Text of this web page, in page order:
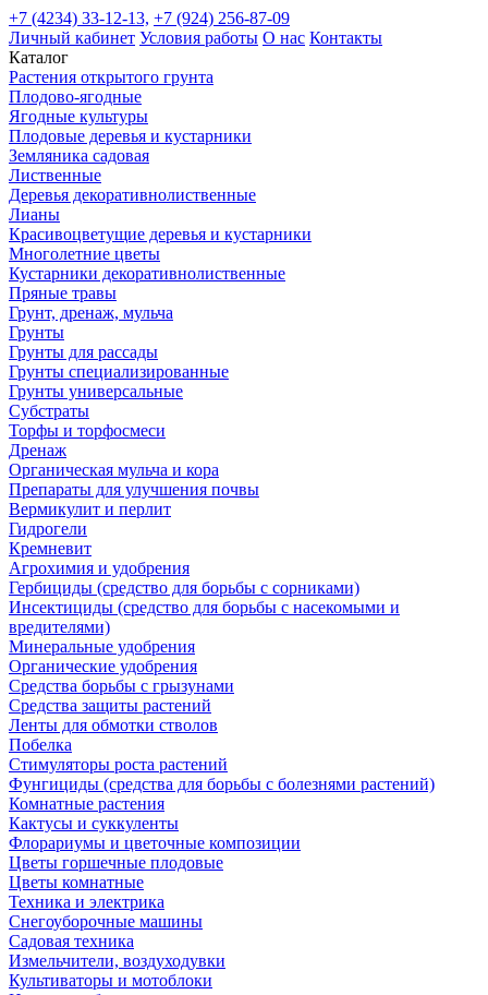
+7 (4234) 33-12-13, +7 (924) 256-87-09
Личный кабинет Условия работы О нас Контакты
Каталог
Растения открытого грунта
Плодово-ягодные
Ягодные культуры
Плодовые деревья и кустарники
Земляника садовая
Лиственные
Деревья декоративнолиственные
Лианы
Красивоцветущие деревья и кустарники
Многолетние цветы
Кустарники декоративнолиственные
Пряные травы
Грунт, дренаж, мульча
Грунты
Грунты для рассады
Грунты специализированные
Грунты универсальные
Субстраты
Торфы и торфосмеси
Дренаж
Органическая мульча и кора
Препараты для улучшения почвы
Вермикулит и перлит
Гидрогели
Кремневит
Агрохимия и удобрения
Гербициды (средство для борьбы с сорниками)
Инсектициды (средство для борьбы с насекомыми и
вредителями)
Минеральные удобрения
Органические удобрения
Средства борьбы с грызунами
Средства защиты растений
Ленты для обмотки стволов
Побелка
Стимуляторы роста растений
Фунгициды (средства для борьбы с болезнями растений)
Комнатные растения
Кактусы и суккуленты
Флорариумы и цветочные композиции
Цветы горшечные плодовые
Цветы комнатные
Техника и электрика
Снегоуборочные машины
Садовая техника
Измельчители, воздуходувки
Культиваторы и мотоблоки